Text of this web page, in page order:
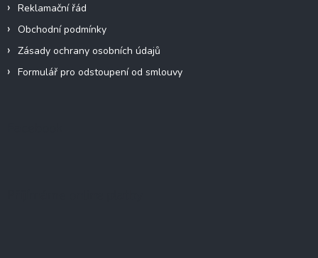
Reklamační řád
Obchodní podmínky
Zásady ochrany osobních údajů
Formulář pro odstoupení od smlouvy